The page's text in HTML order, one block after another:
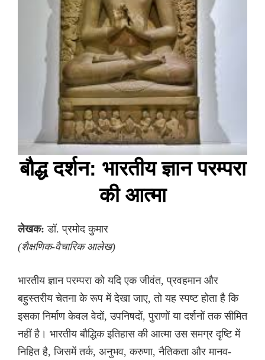
बौद्ध दर्शन: भारतीय ज्ञान परम्परा
की आत्मा
लेखक: डॉ. प्रमोद कुमार
(शैक्षणिक-वैचारिक आलेख)
भारतीय ज्ञान परम्परा को यदि एक जीवंत, प्रवहमान और
बहुस्तरीय चेतना के रूप में देखा जाए, तो यह स्पष्ट होता है कि
इसका निर्माण केवल वेदों, उपनिषदों, पुराणों या दर्शनों तक सीमित
नहीं है। भारतीय बौद्धिक इतिहास की आत्मा उस समग्र दृष्टि में
निहित है, जिसमें तर्क, अनुभव, करुणा, नैतिकता और मानव-